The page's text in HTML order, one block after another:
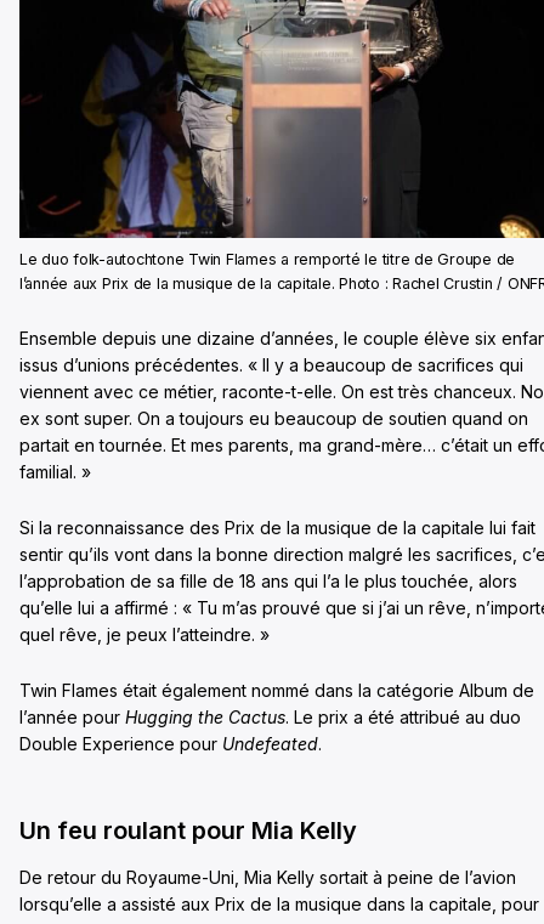
Le duo folk-autochtone Twin Flames a remporté le titre de Groupe de
l’année aux Prix de la musique de la capitale. Photo : Rachel Crustin /
Ensemble depuis une dizaine d’années, le couple élève six
issus d’unions précédentes. « Il y a beaucoup de sacrifices qui
viennent avec ce métier, raconte-t-elle. On est très chanceux.
ex sont super. On a toujours eu beaucoup de soutien quand on
partait en tournée. Et mes parents, ma grand-mère… c’était un
familial. »
Si la reconnaissance des Prix de la musique de la capitale lui fait
sentir qu’ils vont dans la bonne direction malgré les sacrifices,
l’approbation de sa fille de 18 ans qui l’a le plus touchée, alors
qu’elle lui a affirmé : « Tu m’as prouvé que si j’ai un rêve,
quel rêve, je peux l’atteindre. »
Twin Flames était également nommé dans la catégorie Album de
l’année pour Hugging the Cactus. Le prix a été attribué au duo
Double Experience pour Undefeated.
Un feu roulant pour Mia Kelly
De retour du Royaume-Uni, Mia Kelly sortait à peine de l’avion
lorsqu’elle a assisté aux Prix de la musique dans la capitale, pour